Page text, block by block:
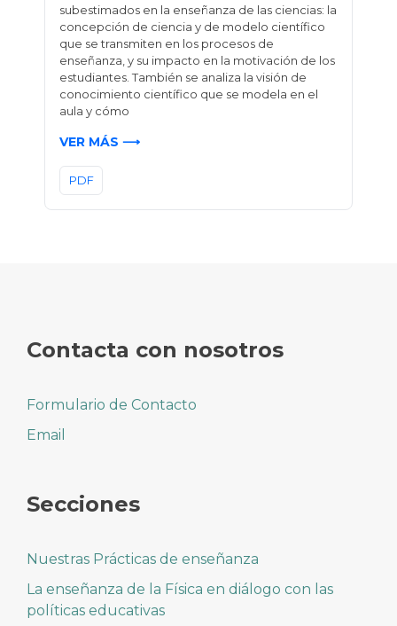
subestimados en la enseñanza de las ciencias: la
concepción de ciencia y de modelo científico
que se transmiten en los procesos de
enseñanza, y su impacto en la motivación de los
estudiantes. También se analiza la visión de
conocimiento científico que se modela en el
aula y cómo
VER MÁS ⟶
PDF
Contacta con nosotros
Formulario de Contacto
Email
Secciones
Nuestras Prácticas de enseñanza
La enseñanza de la Física en diálogo con las
políticas educativas